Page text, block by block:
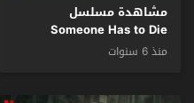
مشاهدة مسلسل
Someone Has to Die
منذ 6 سنوات